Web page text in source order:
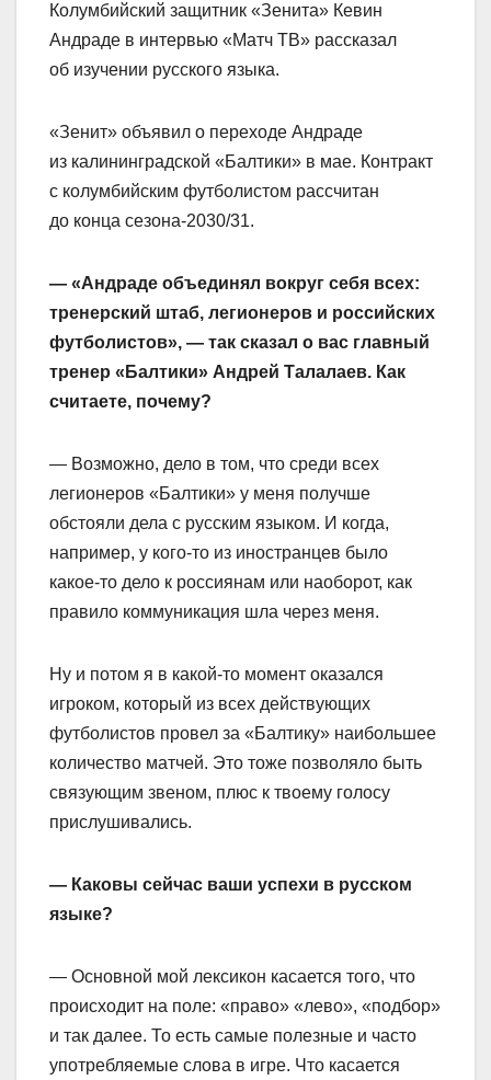
Колумбийский защитник «Зенита» Кевин
Андраде в интервью «Матч ТВ» рассказал
об изучении русского языка.
«Зенит» объявил о переходе Андраде
из калининградской «Балтики» в мае. Контракт
с колумбийским футболистом рассчитан
до конца сезона‑2030/31.
— «Андраде объединял вокруг себя всех:
тренерский штаб, легионеров и российских
футболистов», — так сказал о вас главный
тренер «Балтики» Андрей Талалаев. Как
считаете, почему?
— Возможно, дело в том, что среди всех
легионеров «Балтики» у меня получше
обстояли дела с русским языком. И когда,
например, у кого‑то из иностранцев было
какое‑то дело к россиянам или наоборот, как
правило коммуникация шла через меня.
Ну и потом я в какой‑то момент оказался
игроком, который из всех действующих
футболистов провел за «Балтику» наибольшее
количество матчей. Это тоже позволяло быть
связующим звеном, плюс к твоему голосу
прислушивались.
— Каковы сейчас ваши успехи в русском
языке?
— Основной мой лексикон касается того, что
происходит на поле: «право» «лево», «подбор»
и так далее. То есть самые полезные и часто
употребляемые слова в игре. Что касается